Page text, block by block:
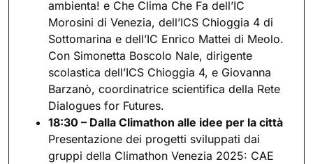
ambienta! e Che Clima Che Fa dell’IC
Morosini di Venezia, dell’ICS Chioggia 4 di
Sottomarina e dell’IC Enrico Mattei di Meolo.
Con Simonetta Boscolo Nale, dirigente
scolastica dell’ICS Chioggia 4, e Giovanna
Barzanò, coordinatrice scientifica della Rete
Dialogues for Futures.
18:30 – Dalla Climathon alle idee per la città
Presentazione dei progetti sviluppati dai
gruppi della Climathon Venezia 2025: CAE